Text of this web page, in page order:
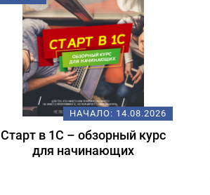
НАЧАЛО: 14.08.2026
Старт в 1С – обзорный курс
для начинающих